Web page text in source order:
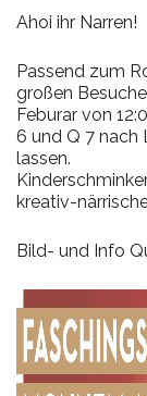
Ahoi ihr Narren!
Passend zum
großen
Feburar von
6 und Q 7 nach
lassen.
kreativ-
Bild- und Info